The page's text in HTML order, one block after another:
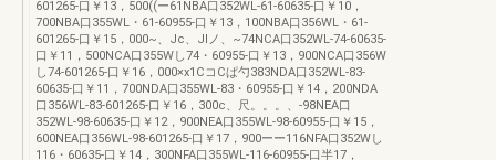
601265-口￥13，500((ー61NBA口352WL-61-60635-口￥10，
700NBA口355WL・61-60955-口￥13，100NBA口356WL・61-
601265-口￥15，000~、Jc、JIノ、~74NCA口352WL-74-60635-
口￥11，500NCA口355Wし74・60955-口￥13，900NCA口356W
し74-601265-口￥16，000×x1CコCぱ勺383NDA口352WL-83-
60635-口￥11，700NDA口355WL-83・60955-口￥14，200NDA
口356WL-83-601265-口￥16，300c、尺。。。、-98NEA口
352WL-98-60635-口￥12，900NEA口355WL-98-60955-口￥15，
600NEA口356WL-98-601265-口￥17，900ーー116NFA口352Wし
116・60635-口￥14，300NFA口355WL-116-60955-口半17，